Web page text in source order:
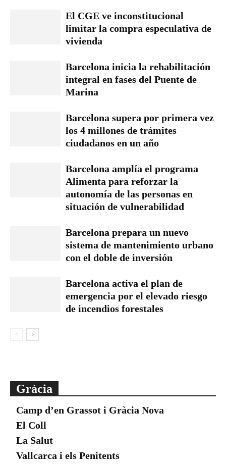
El CGE ve inconstitucional
limitar la compra especulativa de
vivienda
Barcelona inicia la rehabilitación
integral en fases del Puente de
Marina
Barcelona supera por primera vez
los 4 millones de trámites
ciudadanos en un año
Barcelona amplía el programa
Alimenta para reforzar la
autonomía de las personas en
situación de vulnerabilidad
Barcelona prepara un nuevo
sistema de mantenimiento urbano
con el doble de inversión
Barcelona activa el plan de
emergencia por el elevado riesgo
de incendios forestales
Gràcia
Camp d’en Grassot i Gràcia Nova
El Coll
La Salut
Vallcarca i els Penitents